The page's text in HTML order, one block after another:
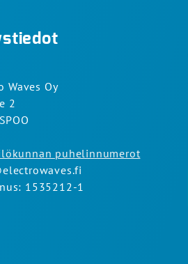
Waves Oy
2
puhelinnumerot
1535212-1